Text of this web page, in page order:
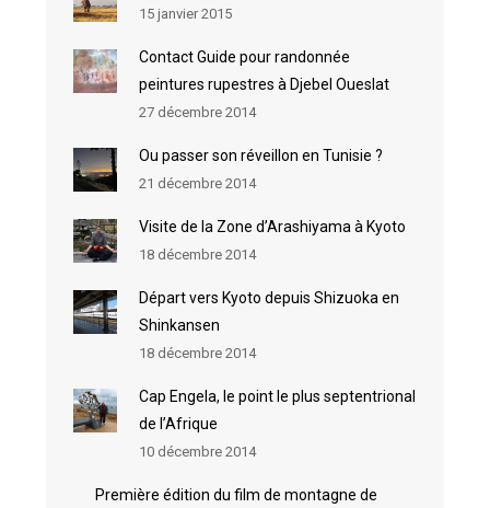
15 janvier 2015
Contact Guide pour randonnée
peintures rupestres à Djebel Oueslat
27 décembre 2014
Ou passer son réveillon en Tunisie ?
21 décembre 2014
Visite de la Zone d’Arashiyama à Kyoto
18 décembre 2014
Départ vers Kyoto depuis Shizuoka en
Shinkansen
18 décembre 2014
Cap Engela, le point le plus septentrional
de l’Afrique
10 décembre 2014
Première édition du film de montagne de